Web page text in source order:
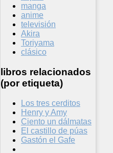
manga
anime
televisión
Akira
Toriyama
clásico
libros relacionados
(por etiqueta)
Los tres cerditos
Henry y Amy
Ciento un dálmatas
El castillo de púas
Gastón el Gafe